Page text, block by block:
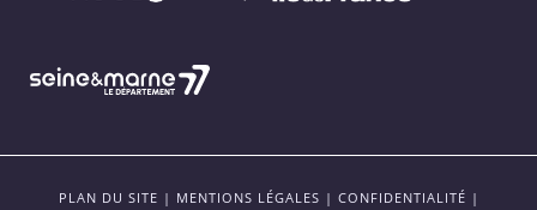
PLAN DU SITE | MENTIONS LÉGALES | CONFIDENTIALITÉ |